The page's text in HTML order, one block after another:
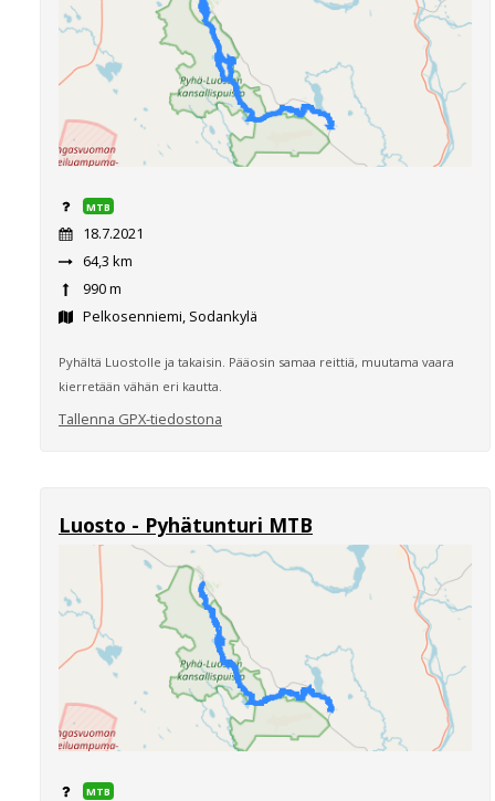
MTB
18.7.2021
64,3 km
990 m
Pelkosenniemi, Sodankylä
Pyhältä Luostolle ja takaisin. Pääosin samaa reittiä, muutama vaara
kierretään vähän eri kautta.
Tallenna GPX-tiedostona
Luosto - Pyhätunturi MTB
MTB